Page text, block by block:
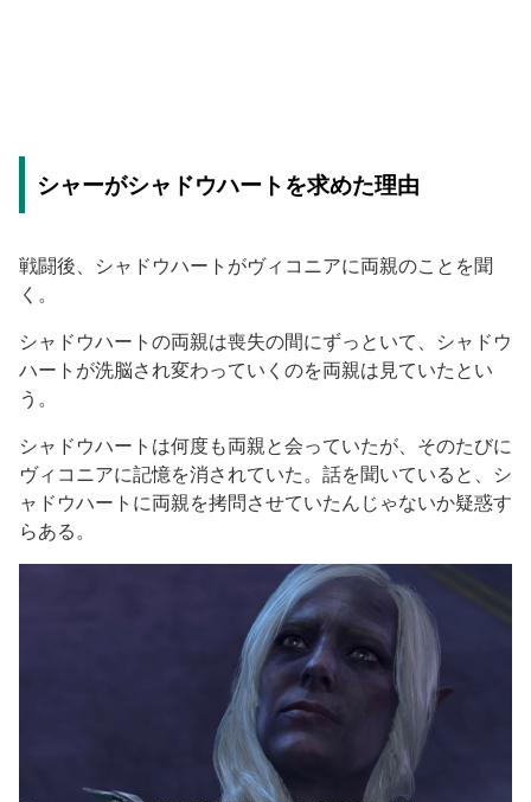
シャーがシャドウハートを求めた理由
戦闘後、シャドウハートがヴィコニアに両親のことを聞
く。
シャドウハートの両親は喪失の間にずっといて、シャドウ
ハートが洗脳され変わっていくのを両親は見ていたとい
う。
シャドウハートは何度も両親と会っていたが、そのたびに
ヴィコニアに記憶を消されていた。話を聞いていると、シ
ャドウハートに両親を拷問させていたんじゃないか疑惑す
らある。